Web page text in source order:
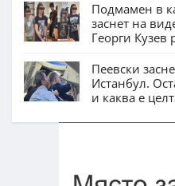
Подмамен в
заснет на
Георги Кузев
Пеевски
Истанбул.
и каква е